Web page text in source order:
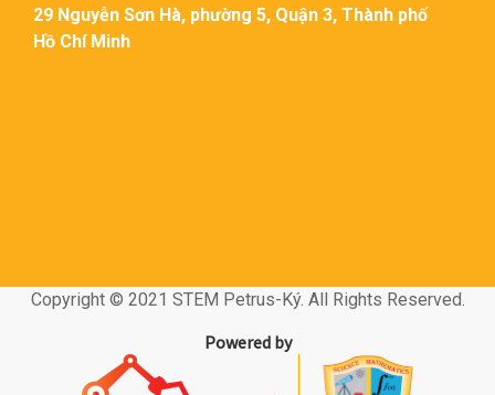
29 Nguyễn Sơn Hà, phường 5, Quận 3, Thành phố
Hồ Chí Minh
Copyright © 2021 STEM Petrus-Ký. All Rights Reserved.
Powered by